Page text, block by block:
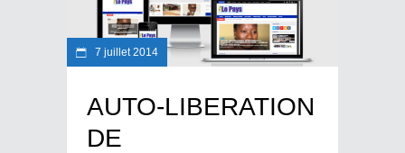
7 juillet 2014
AUTO-LIBERATION
DE